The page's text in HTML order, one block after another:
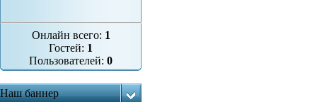
Онлайн всего: 1
Гостей: 1
Пользователей: 0
Наш баннер